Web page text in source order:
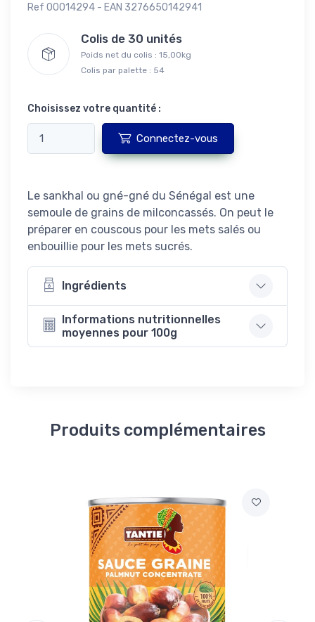
Ref 00014294 - EAN 3276650142941
Colis de 30 unités
Poids net du colis : 15,00kg
Colis par palette : 54
Choisissez votre quantité :
Connectez-vous
Le sankhal ou gné-gné du Sénégal est une
semoule de grains de milconcassés. On peut le
préparer en couscous pour les mets salés ou
enbouillie pour les mets sucrés.
Ingrédients
Informations nutritionnelles
moyennes pour 100g
Produits complémentaires